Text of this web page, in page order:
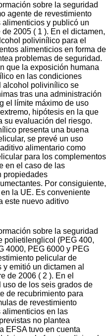
sobre la seguridad
agente de revestimiento
y publicó un
2005 ( 1 ). En el dictamen,
polivinílico para el
alimenticios en forma de
problemas de seguridad.
que la exposición humana
en las condiciones
alcohol polivinílico se
tras una administración
el límite máximo de uso
hipótesis en la que
su evaluación del riesgo.
presenta una buena
se prevé un uso
alimentario como
para los complementos
en el caso de las
propiedades
Por consiguiente,
la UE. Es conveniente
este nuevo aditivo
sobre la seguridad
polietilenglicol (PEG 400,
4000, PEG 6000 y PEG
pelicular de
emitió un dictamen al
de 2006 ( 2 ). En el
de los seis grados de
de recubrimiento para
de revestimiento
alimenticios en las
no plantea
EFSA tuvo en cuenta